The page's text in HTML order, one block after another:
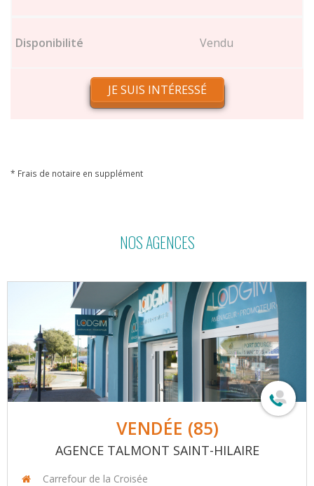
Vendu
JE SUIS INTÉRESSÉ
* Frais de notaire en supplément
NOS AGENCES
VENDÉE (85)
AGENCE TALMONT SAINT-HILAIRE
Carrefour de la Croisée